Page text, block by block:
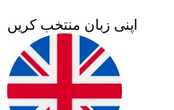
اپنی زبان منتخب کریں